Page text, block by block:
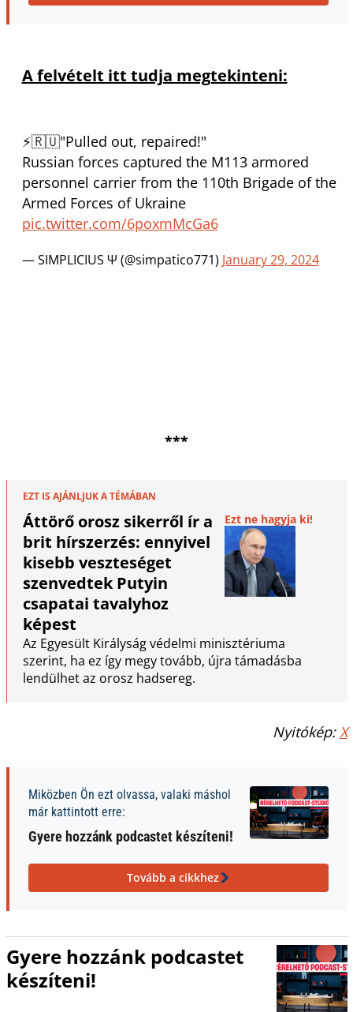
A felvételt itt tudja megtekinteni:
⚡️🇷🇺"Pulled out, repaired!"
Russian forces captured the M113 armored
personnel carrier from the 110th Brigade of the
Armed Forces of Ukraine
pic.twitter.com/6poxmMcGa6
— SIMPLICIUS Ѱ (@simpatico771) January 29, 2024
***
EZT IS AJÁNLJUK A TÉMÁBAN
Áttörő orosz sikerről ír a
brit hírszerzés: ennyivel
kisebb veszteséget
szenvedtek Putyin
csapatai tavalyhoz
képest
Ezt ne hagyja ki!
Az Egyesült Királyság védelmi minisztériuma
szerint, ha ez így megy tovább, újra támadásba
lendülhet az orosz hadsereg.
Nyitókép: X
Miközben Ön ezt olvassa, valaki máshol
már kattintott erre:
Gyere hozzánk podcastet készíteni!
Tovább a cikkhez
Gyere hozzánk podcastet
készíteni!